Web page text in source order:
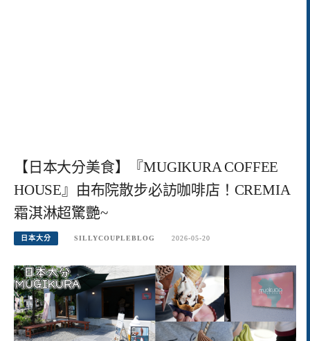
【日本大分美食】『MUGIKURA COFFEE
HOUSE』由布院散步必訪咖啡店！CREMIA
霜淇淋超驚艷~
日本大分 SILLYCOUPLEBLOG 2026-05-20